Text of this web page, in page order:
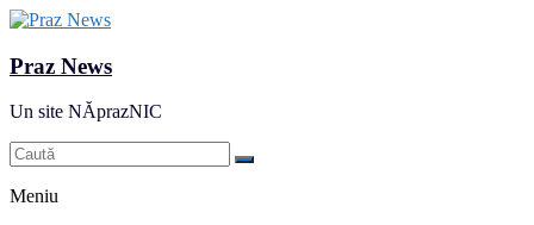
Praz News
Un site NĂprazNIC
Meniu